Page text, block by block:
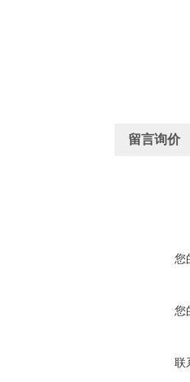
留言询价
您
您
联